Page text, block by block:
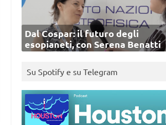
Dal Cospar: il futuro degli
esopianeti, con Serena Benatti
Su Spotify e su Telegram